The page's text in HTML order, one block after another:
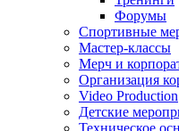
Форумы
Спортивные
Мастер-классы
Мерч и
Организация
Video Production
Детские
Техническое